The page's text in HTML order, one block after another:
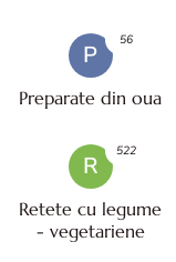
P
Preparate din oua
56
R
Retete cu legume
- vegetariene
522